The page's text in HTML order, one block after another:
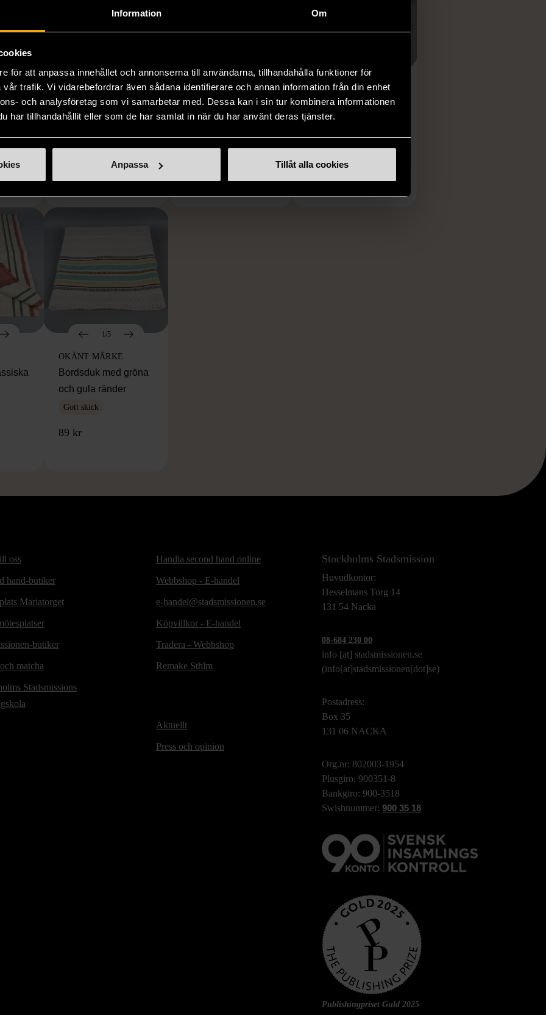
Information Om
för att anpassa innehållet och annonserna till användarna, tillhandahålla funktioner för
trafik. Vi vidarebefordrar även sådana identifierare och annan information från din enhet
och analysföretag som vi samarbetar med. Dessa kan i sin tur kombinera informationen
har tillhandahållit eller som de har samlat in när du har använt deras tjänster.
Anpassa Tillåt alla cookies
och
1/5
OKÄNT MÄRKE
Blå minigryta med
1/5
OKÄNT MÄRKE
Duk med färgade
1/5
OKÄNT MÄRKE
Randig löpare
79 kr
1/5
OKÄNT MÄRKE
Bordsduk med gröna
och gula ränder
Gott skick
89 kr
oss
hand-butiker
Mariatorget
butiker
matcha
Stadsmissions
Handla second hand online
Webbshop - E-handel
e-handel@stadsmissionen.se
Köpvillkor - E-handel
Tradera - Webbshop
Remake Sthlm
Aktuellt
Press och opinion
Stockholms Stadsmission
Huvudkontor:
Hesselmans Torg 14
131 54 Nacka
08-684 230 00
info [at] stadsmissionen.se
(info[at]stadsmissionen[dot]se)
Postadress:
Box 35
131 06 NACKA
Org.nr: 802003-1954
Plusgiro: 900351-8
Bankgiro: 900-3518
Swishnummer: 900 35 18
Publishingpriset Guld 2025